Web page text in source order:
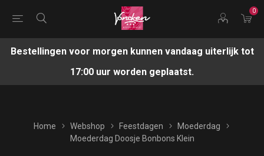
0
Bestellingen voor morgen kunnen vandaag uiterlijk tot
17:00 uur worden geplaatst.
Home Webshop Feestdagen
Moederdag
Moederdag Doosje Bonbons Klein